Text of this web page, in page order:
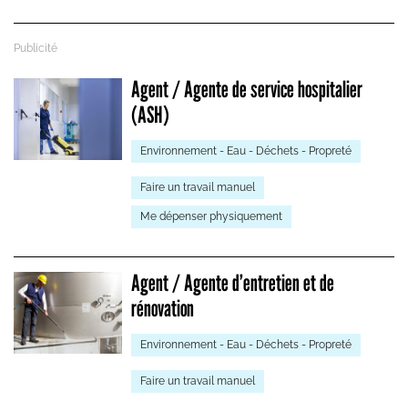
Agent / Agente de service hospitalier
(ASH)
Environnement - Eau - Déchets - Propreté
Faire un travail manuel
Me dépenser physiquement
Agent / Agente d’entretien et de
rénovation
Environnement - Eau - Déchets - Propreté
Faire un travail manuel